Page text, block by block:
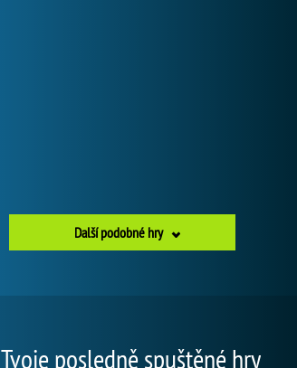
Další podobné hry
Tvoje posledně spuštěné hry